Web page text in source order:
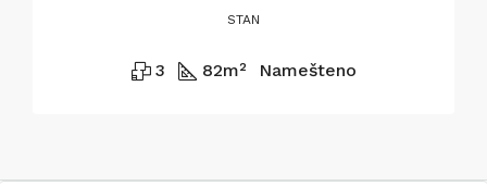
STAN
3 82m² Namešteno